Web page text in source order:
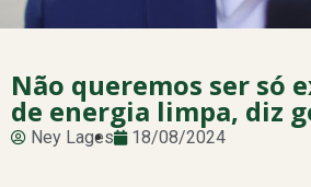
Não queremos ser só
de energia limpa, diz
Ney Lages 18/08/2024